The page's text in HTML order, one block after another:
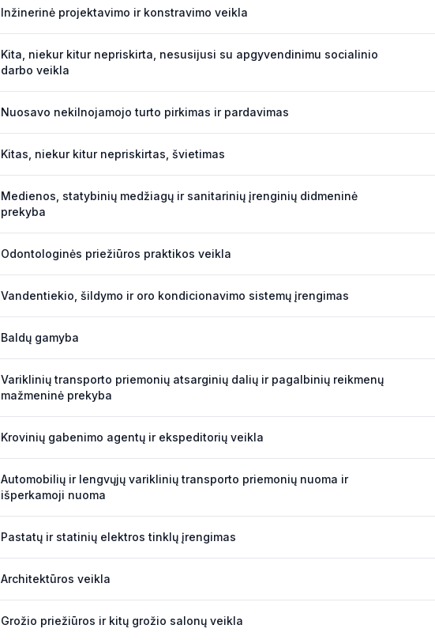
Inžinerinė projektavimo ir konstravimo veikla
Kita, niekur kitur nepriskirta, nesusijusi su apgyvendinimu socialinio
darbo veikla
Nuosavo nekilnojamojo turto pirkimas ir pardavimas
Kitas, niekur kitur nepriskirtas, švietimas
Medienos, statybinių medžiagų ir sanitarinių įrenginių didmeninė
prekyba
Odontologinės priežiūros praktikos veikla
Vandentiekio, šildymo ir oro kondicionavimo sistemų įrengimas
Baldų gamyba
Variklinių transporto priemonių atsarginių dalių ir pagalbinių reikmenų
mažmeninė prekyba
Krovinių gabenimo agentų ir ekspeditorių veikla
Automobilių ir lengvųjų variklinių transporto priemonių nuoma ir
išperkamoji nuoma
Pastatų ir statinių elektros tinklų įrengimas
Architektūros veikla
Grožio priežiūros ir kitų grožio salonų veikla